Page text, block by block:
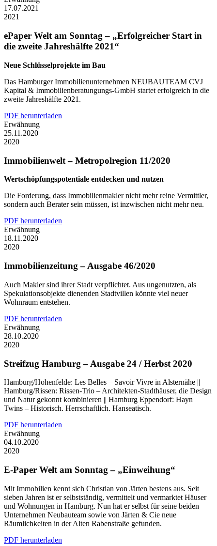
17.07.2021
2021
ePaper Welt am Sonntag – „Erfolgreicher Start in
die zweite Jahreshälfte 2021“
Neue Schlüsselprojekte im Bau
Das Hamburger Immobilienunternehmen NEUBAUTEAM CVJ
Kapital & Immobilienberatungungs-GmbH startet erfolgreich in die
zweite Jahreshälfte 2021.
PDF herunterladen
Erwähnung
25.11.2020
2020
Immobilienwelt – Metropolregion 11/2020
Wertschöpfungspotentiale entdecken und nutzen
Die Forderung, dass Immobilienmakler nicht mehr reine Vermittler,
sondern auch Berater sein müssen, ist inzwischen nicht mehr neu.
PDF herunterladen
Erwähnung
18.11.2020
2020
Immobilienzeitung – Ausgabe 46/2020
Auch Makler sind ihrer Stadt verpflichtet. Aus ungenutzten, als
Spekulationsobjekte dienenden Stadtvillen könnte viel neuer
Wohnraum entstehen.
PDF herunterladen
Erwähnung
28.10.2020
2020
Streifzug Hamburg – Ausgabe 24 / Herbst 2020
Hamburg/Hohenfelde: Les Belles – Savoir Vivre in Alsternähe ||
Hamburg/Rissen: Rissen-Trio – Architekten-Stadthäuser, die Design
und Natur gekonnt kombinieren || Hamburg Eppendorf: Hayn
Twins – Historisch. Herrschaftlich. Hanseatisch.
PDF herunterladen
Erwähnung
04.10.2020
2020
E-Paper Welt am Sonntag – „Einweihung“
Mit Immobilien kennt sich Christian von Järten bestens aus. Seit
sieben Jahren ist er selbstständig, vermittelt und vermarktet Häuser
und Wohnungen in Hamburg. Nun hat er selbst für seine beiden
Unternehmen Neubauteam sowie von Järten & Cie neue
Räumlichkeiten in der Alten Rabenstraße gefunden.
PDF herunterladen